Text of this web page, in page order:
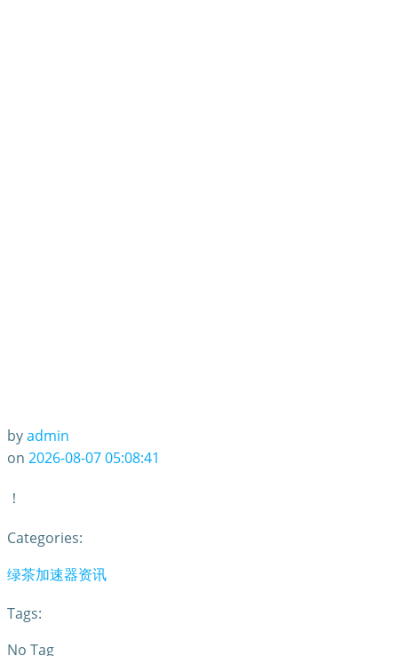
byadmin
on 2026-08-07 05:08:41
！
Categories:
绿茶加速器资讯
Tags:
No Tag